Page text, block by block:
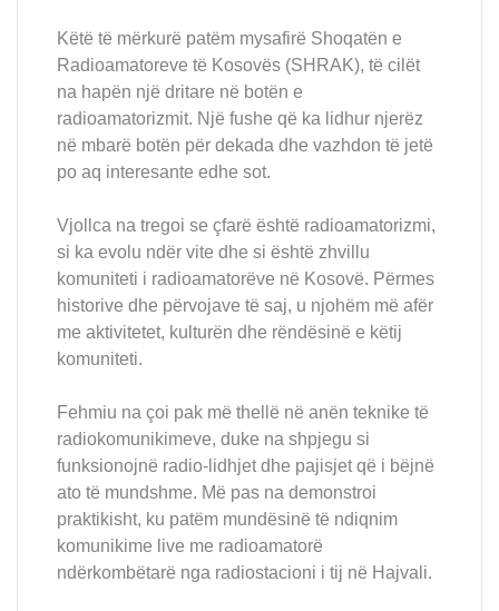
Këtë të mërkurë patëm mysafirë Shoqatën e
Radioamatoreve të Kosovës (SHRAK), të cilët
na hapën një dritare në botën e
radioamatorizmit. Një fushe që ka lidhur njerëz
në mbarë botën për dekada dhe vazhdon të jetë
po aq interesante edhe sot.
Vjollca na tregoi se çfarë është radioamatorizmi,
si ka evolu ndër vite dhe si është zhvillu
komuniteti i radioamatorëve në Kosovë. Përmes
historive dhe përvojave të saj, u njohëm më afër
me aktivitetet, kulturën dhe rëndësinë e këtij
komuniteti.
Fehmiu na çoi pak më thellë në anën teknike të
radiokomunikimeve, duke na shpjegu si
funksionojnë radio-lidhjet dhe pajisjet që i bëjnë
ato të mundshme. Më pas na demonstroi
praktikisht, ku patëm mundësinë të ndiqnim
komunikime live me radioamatorë
ndërkombëtarë nga radiostacioni i tij në Hajvali.